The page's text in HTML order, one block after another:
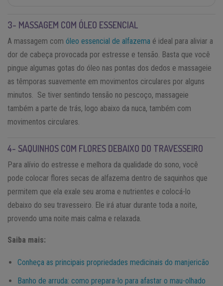
3- MASSAGEM COM ÓLEO ESSENCIAL
A massagem com óleo essencial de alfazema é ideal para aliviar a
dor de cabeça provocada por estresse e tensão. Basta que você
pingue algumas gotas do óleo nas pontas dos dedos e massageie
as têmporas suavemente em movimentos circulares por alguns
minutos. Se tiver sentindo tensão no pescoço, massageie
também a parte de trás, logo abaixo da nuca, também com
movimentos circulares.
4- SAQUINHOS COM FLORES DEBAIXO DO TRAVESSEIRO
Para alívio do estresse e melhora da qualidade do sono, você
pode colocar flores secas de alfazema dentro de saquinhos que
permitem que ela exale seu aroma e nutrientes e colocá-lo
debaixo do seu travesseiro. Ele irá atuar durante toda a noite,
provendo uma noite mais calma e relaxada.
Saiba mais:
Conheça as principais propriedades medicinais do manjericão
Banho de arruda: como prepara-lo para afastar o mau-olhado